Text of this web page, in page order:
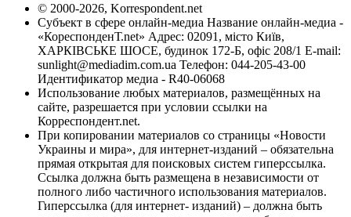
© 2000-2026, Korrespondent.net
Субъект в сфере онлайн-медиа Название онлайн-медиа -
«КореспонденТ.net» Адрес: 02091, місто Київ,
ХАРКІВСЬКЕ ШОСЕ, будинок 172-Б, офіс 208/1 E-mail:
sunlight@mediadim.com.ua Телефон: 044-205-43-00
Идентификатор медиа - R40-06068
Использование любых материалов, размещённых на
сайте, разрешается при условии ссылки на
Корреспондент.net.
При копировании материалов со страницы «Новости
Украины и мира», для интернет-изданий – обязательна
прямая открытая для поисковых систем гиперссылка.
Ссылка должна быть размещена в независимости от
полного либо частичного использования материалов.
Гиперссылка (для интернет- изданий) – должна быть